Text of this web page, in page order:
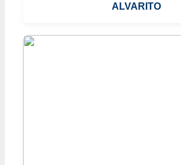
ALVARITO